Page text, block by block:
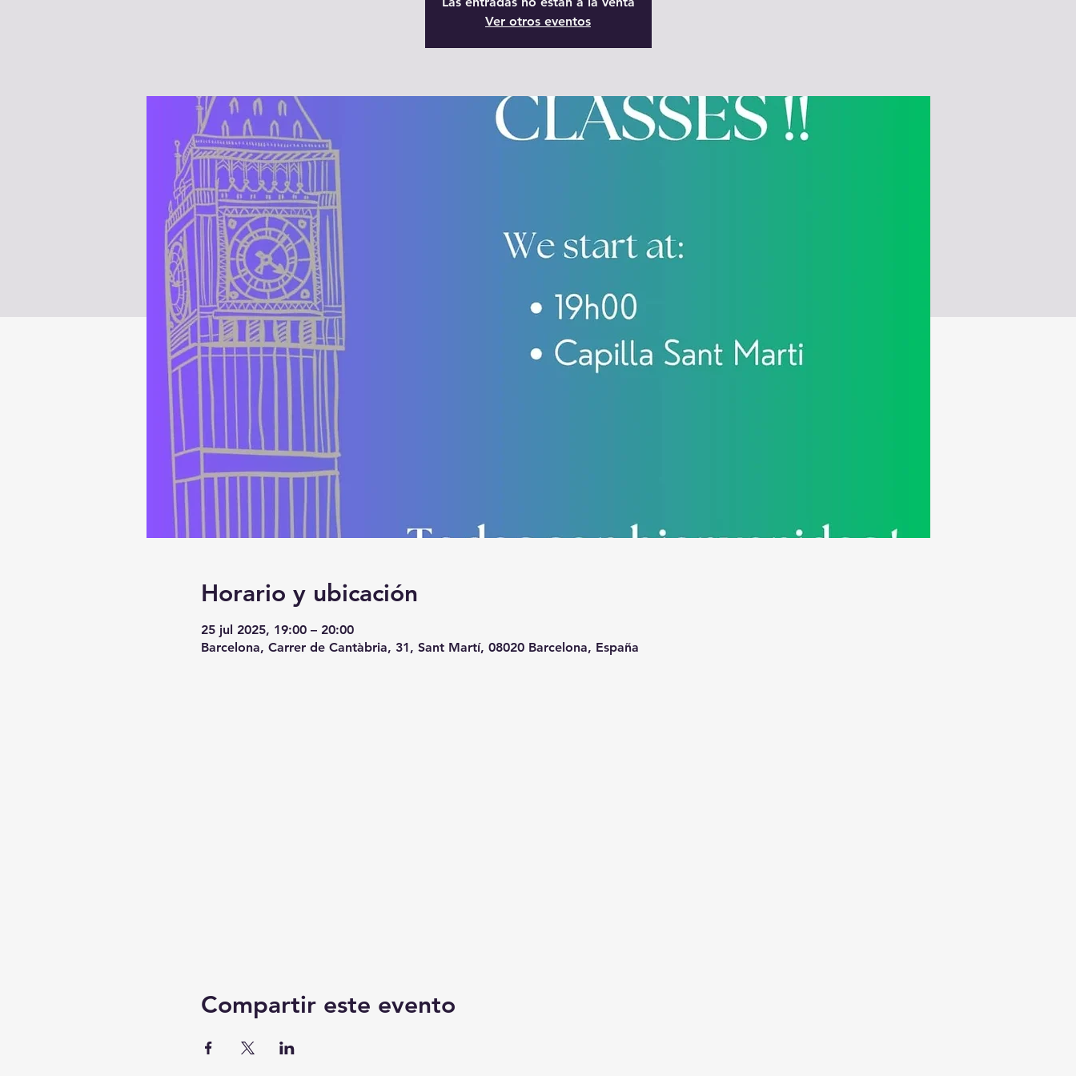
Ver otros eventos
Horario y ubicación
25 jul 2025, 19:00 – 20:00
Barcelona, Carrer de Cantàbria, 31, Sant Martí, 08020 Barcelona, España
Compartir este evento